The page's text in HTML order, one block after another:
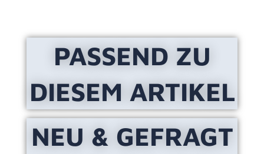
PASSEND ZU
DIESEM ARTIKEL
NEU & GEFRAGT